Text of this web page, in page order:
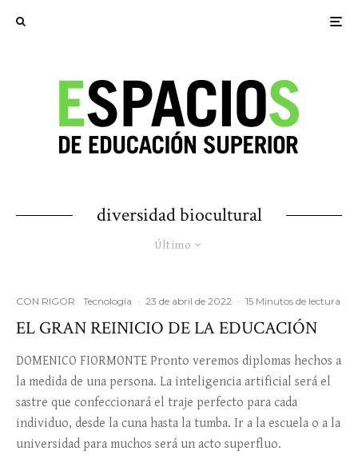
diversidad biocultural
Último
CON RIGOR Tecnología · 23 de abril de 2022 · 15 Minutos de lectura
EL GRAN REINICIO DE LA EDUCACIÓN
DOMENICO FIORMONTE Pronto veremos diplomas hechos a
la medida de una persona. La inteligencia artificial será el
sastre que confeccionará el traje perfecto para cada
individuo, desde la cuna hasta la tumba. Ir a la escuela o a la
universidad para muchos será un acto superfluo.